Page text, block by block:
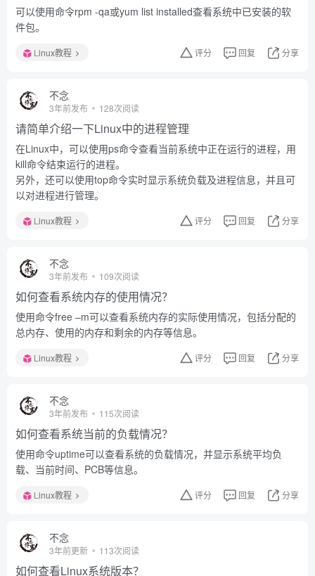
可以使用命令rpm -qa或yum list installed查看系统中已安装的软
件包。
Linux教程 评分 回复 分享
不念
3年前发布 128次阅读
请简单介绍一下Linux中的进程管理
在Linux中，可以使用ps命令查看当前系统中正在运行的进程，用
kill命令结束运行的进程。
另外，还可以使用top命令实时显示系统负载及进程信息，并且可
以对进程进行管理。
Linux教程 评分 回复 分享
不念
3年前发布 109次阅读
如何查看系统内存的使用情况？
使用命令free –m可以查看系统内存的实际使用情况，包括分配的
总内存、使用的内存和剩余的内存等信息。
Linux教程 评分 回复 分享
不念
3年前发布 115次阅读
如何查看系统当前的负载情况？
使用命令uptime可以查看系统的负载情况，并显示系统平均负
载、当前时间、PCB等信息。
Linux教程 评分 回复 分享
不念
3年前更新 113次阅读
如何查看Linux系统版本？